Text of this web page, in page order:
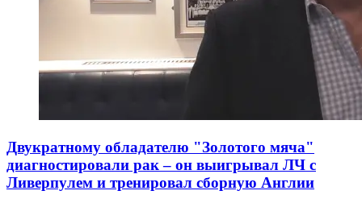
Двукратному обладателю "Золотого мяча"
диагностировали рак – он выигрывал ЛЧ с
Ливерпулем и тренировал сборную Англии